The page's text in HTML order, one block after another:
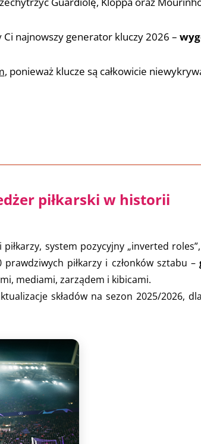
najnowszy generator kluczy 2026 –
, ponieważ klucze są całkowicie
piłkarski w historii
system pozycyjny „inverted
piłkarzy i członków sztabu –
mediami, zarządem i kibicami.
składów na sezon 2025/2026,